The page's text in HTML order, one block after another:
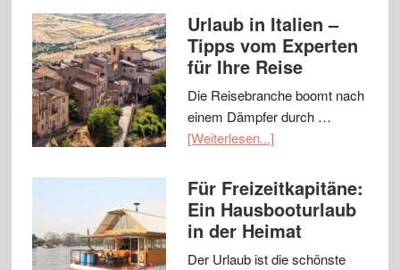
Urlaub in Italien –
Tipps vom Experten
für Ihre Reise
Die Reisebranche boomt nach
einem Dämpfer durch …
[Weiterlesen...]
Für Freizeitkapitäne:
Ein Hausbooturlaub
in der Heimat
Der Urlaub ist die schönste